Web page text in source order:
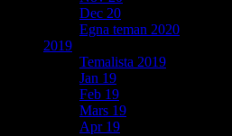
Dec 20
Egna teman 2020
2019
Temalista 2019
Jan 19
Feb 19
Mars 19
Apr 19